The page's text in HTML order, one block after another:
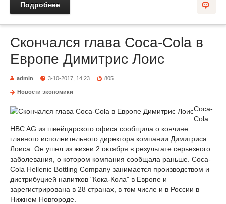
Подробнее
Скончался глава Coca-Cola в
Европе Димитрис Лоис
admin 3-10-2017, 14:23 805
Новости экономики
Coca-
Cola
HBC AG из швейцарского офиса сообщила о кончине
главного исполнительного директора компании Димитриса
Лоиса. Он ушел из жизни 2 октября в результате серьезного
заболевания, о котором компания сообщала раньше. Coca-
Cola Hellenic Bottling Company занимается производством и
дистрибуцией напитков "Кока-Кола" в Европе и
зарегистрирована в 28 странах, в том числе и в России в
Нижнем Новгороде.